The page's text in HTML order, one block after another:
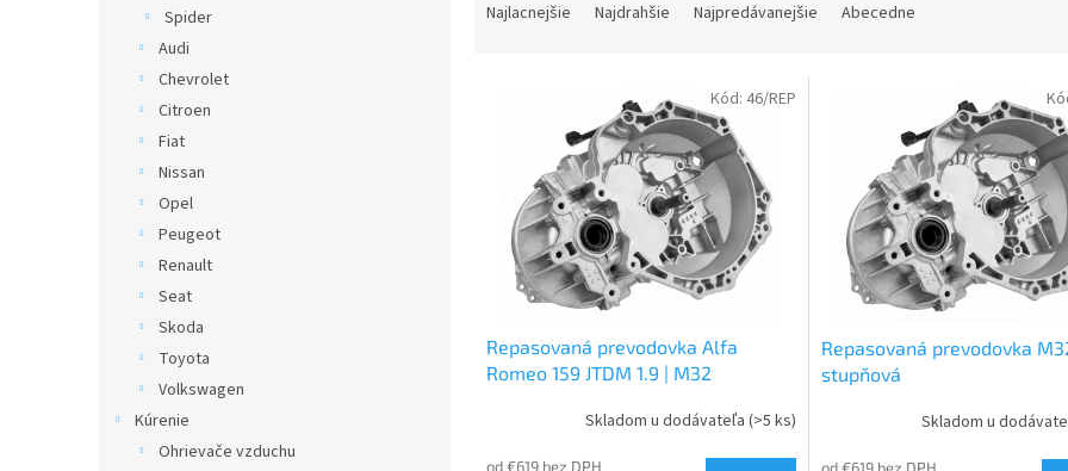
Spider
Audi
Chevrolet
Citroen
Fiat
Nissan
Opel
Peugeot
Renault
Seat
Skoda
Toyota
Volkswagen
Kúrenie
Ohrievače vzduchu
Najlacnejšie Najdrahšie Najpredávanejšie Abecedne
Repasovaná prevodovka Alfa
Romeo 159 JTDM 1.9 | M32
Skladom u dodávateľa (>5 ks)
od €619 bez DPH
Kód: 46/REP
Repasovaná prevodovka
stupňová
Skladom u
od €619 bez DPH